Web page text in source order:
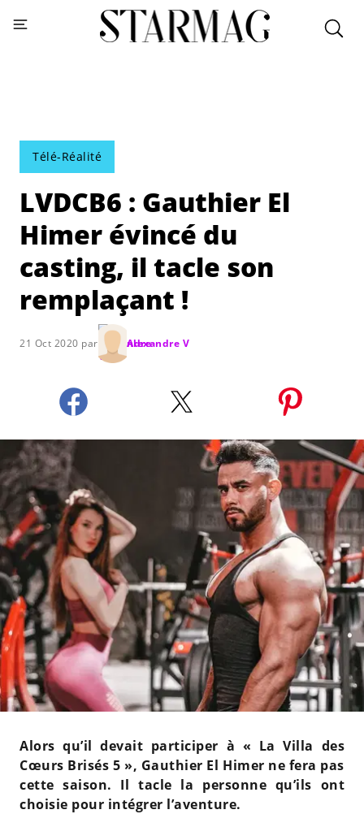
Télé-Réalité
LVDCB6 : Gauthier El
Himer évincé du
casting, il tacle son
remplaçant !
21 Oct 2020 par Alexandre V
Alors qu’il devait participer à « La Villa des
Cœurs Brisés 5 », Gauthier El Himer ne fera pas
cette saison. Il tacle la personne qu’ils ont
choisie pour intégrer l’aventure.